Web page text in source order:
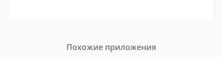
Похожие приложения